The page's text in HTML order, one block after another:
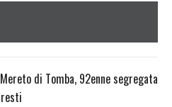
di Tomba, 92enne segregata